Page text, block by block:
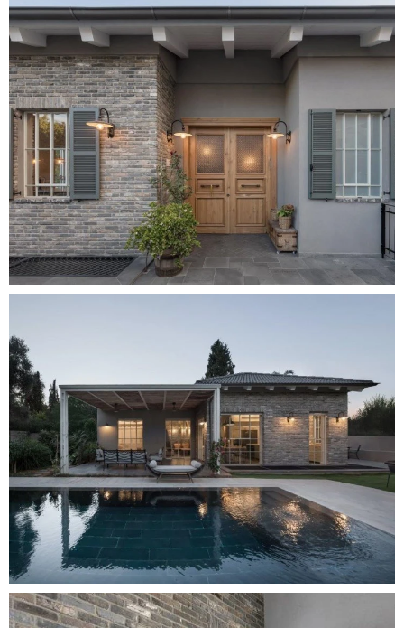
הם מגיעים בגוונים טבעיים ובעלי טקסטורה ייחודית, מה שמעניק להם מראה כפרי ומסורתי.
בריקים מאבן טבעית
טווח מחירים:
*בריקים מאבן טבעית מציעים מראה יוקרתי ועמידות גבוהה. הם זמינים במגוון גוונים
וטקסטורות, ומתאימים לחיפוי קירות פנים וחוץ.
בריקים סיליקט
טווח מחירים:
*בריקים אלו מיוצרים מתערובת של סיליקה ומלט, ומציעים מראה מודרני ונקי. הם עמידים
במיוחד ומתאימים לחיפוי קירות חוץ ופנים.
יש לקחת בחשבון עלות התקנה נוספת, הנעה בין 250 ₪ ל-500
₪ למ"ר, בהתאם למורכבות העבודה.
מורכבות הפרויקט –פרויקטים מורכבים יותר, כמו חיפוי עמודים או קירות עם
חיתוכים מיוחדים, עשויים לייקר את עלות העבודה.